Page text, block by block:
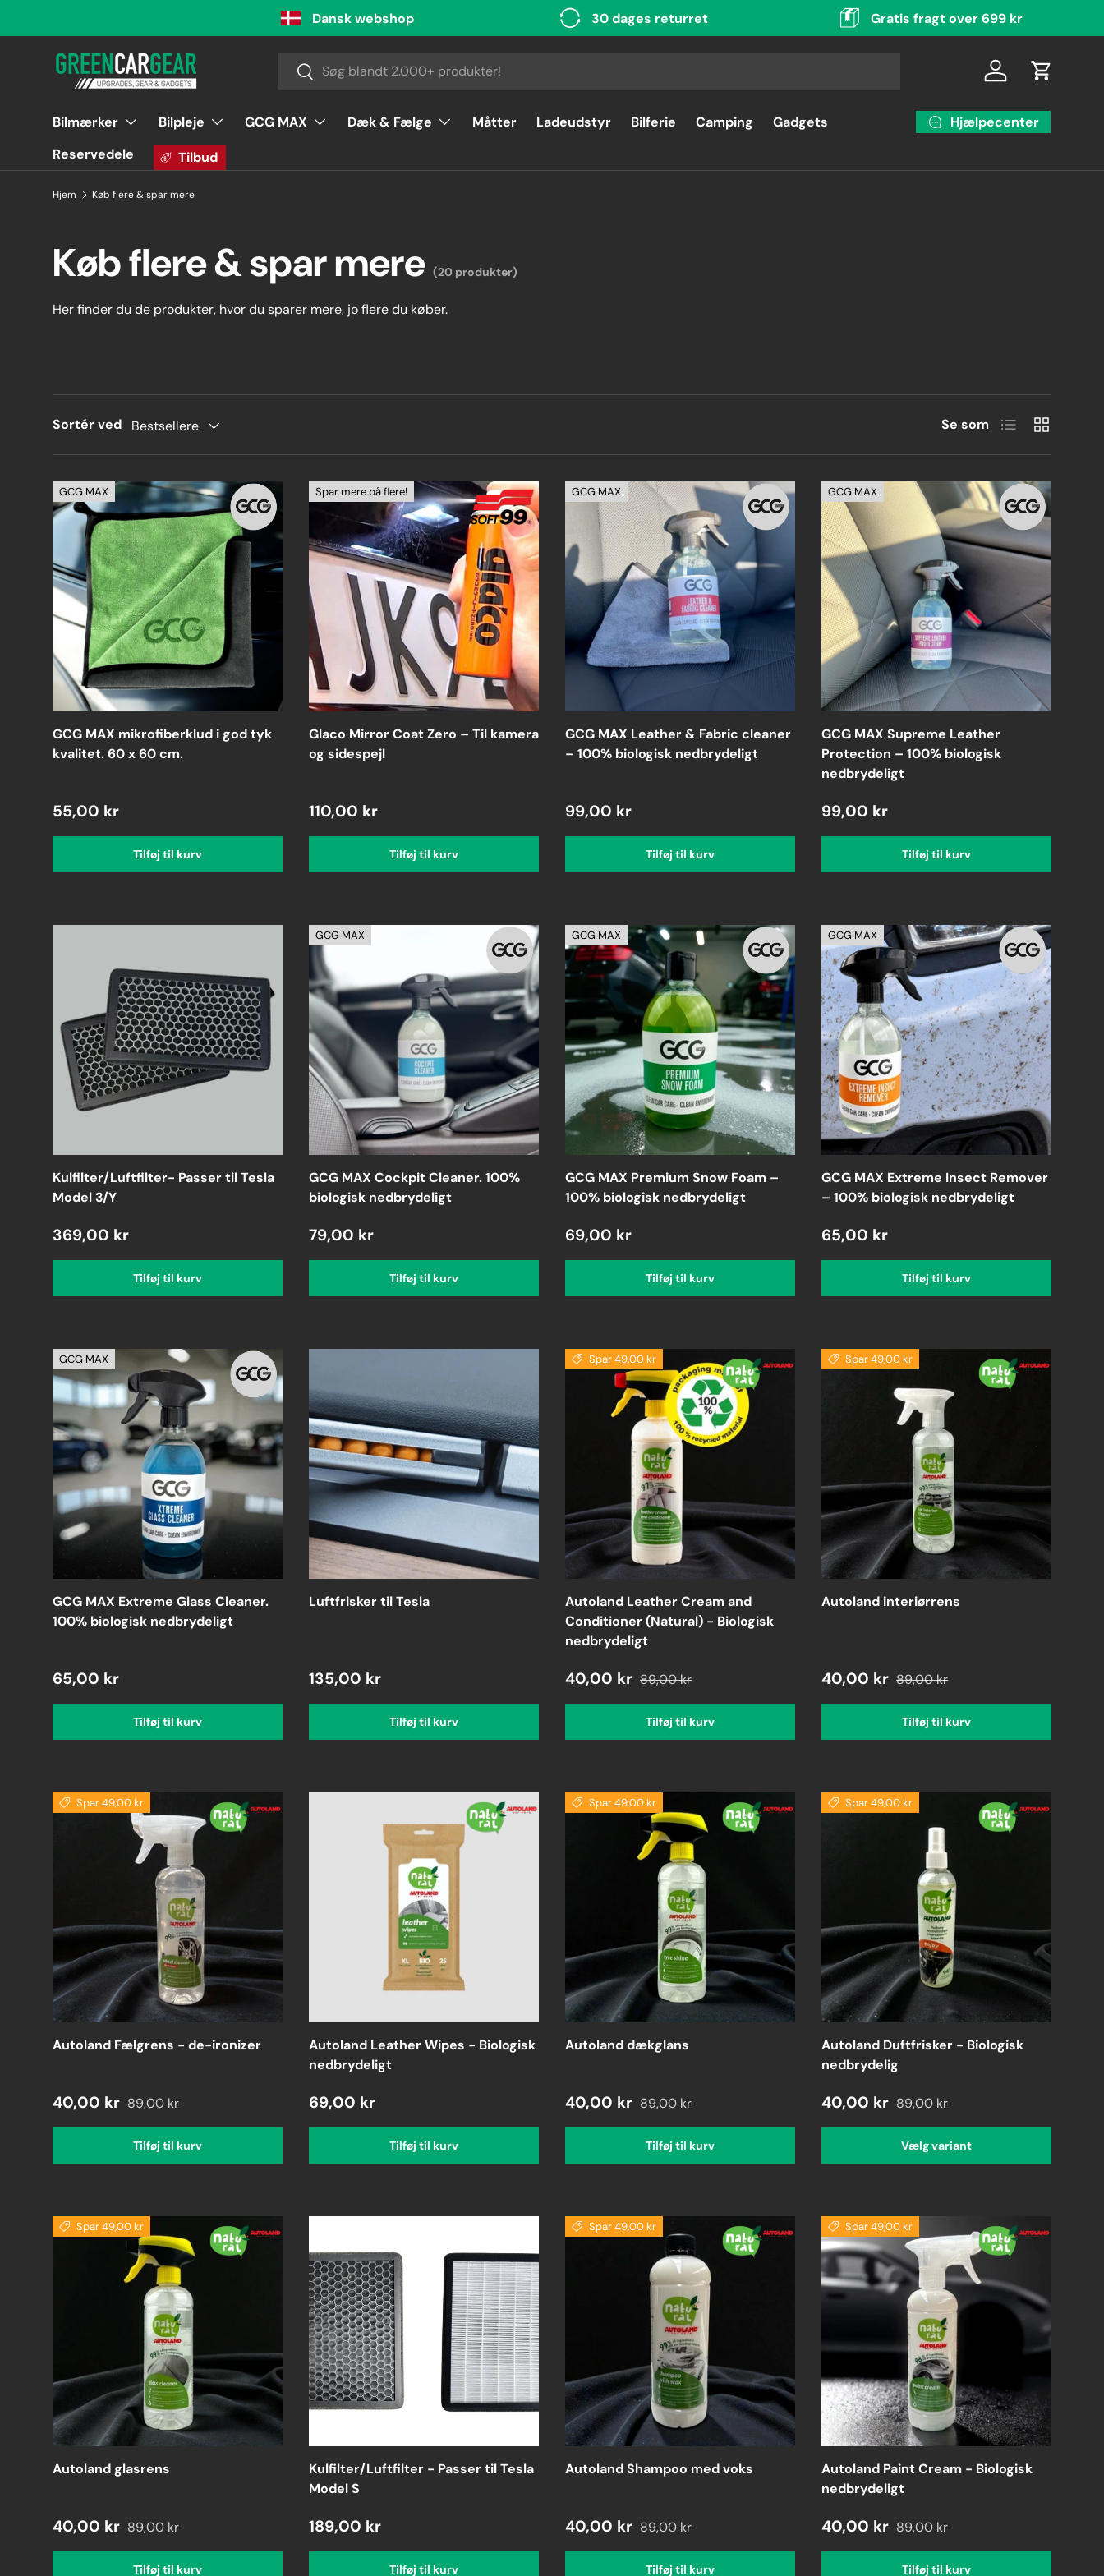
Dansk webshop 30 dages returret Gratis fragt over 699 kr
Søg Log ind
Bilmærker Bilpleje GCG MAX Dæk & Fælge Måtter Ladeudstyr Bilferie Camping
Gadgets
Reservedele
Tilbud
Hjælpecenter
Hjem Køb flere & spar mere
Køb flere & spar mere (20 produkter)
Her finder du de produkter, hvor du sparer mere, jo flere du køber.
Sortér ved Bestsellere Se som Liste Grid
GCG MAX
GCG MAX mikrofiberklud i god tyk
kvalitet. 60 x 60 cm.
55,00 kr
Tilføj til kurv
Spar mere på flere!
Glaco Mirror Coat Zero – Til kamera
og sidespejl
110,00 kr
Tilføj til kurv
GCG MAX
GCG MAX Leather & Fabric cleaner
– 100% biologisk nedbrydeligt
99,00 kr
Tilføj til kurv
GCG MAX
GCG MAX Supreme Leather
Protection – 100% biologisk
nedbrydeligt
99,00 kr
Tilføj til kurv
Kulfilter/Luftfilter- Passer til Tesla
Model 3/Y
369,00 kr
Tilføj til kurv
GCG MAX
GCG MAX Cockpit Cleaner. 100%
biologisk nedbrydeligt
79,00 kr
Tilføj til kurv
GCG MAX
GCG MAX Premium Snow Foam –
100% biologisk nedbrydeligt
69,00 kr
Tilføj til kurv
GCG MAX
GCG MAX Extreme Insect Remover
– 100% biologisk nedbrydeligt
65,00 kr
Tilføj til kurv
GCG MAX
GCG MAX Extreme Glass Cleaner.
100% biologisk nedbrydeligt
65,00 kr
Tilføj til kurv
Luftfrisker til Tesla
135,00 kr
Tilføj til kurv
Spar 49,00 kr
Autoland Leather Cream and
Conditioner (Natural) - Biologisk
nedbrydeligt
40,00 kr 89,00 kr
Tilføj til kurv
Spar 49,00 kr
Autoland interiørrens
40,00 kr 89,00 kr
Tilføj til kurv
Spar 49,00 kr
Autoland Fælgrens - de-ironizer
40,00 kr 89,00 kr
Tilføj til kurv
Autoland Leather Wipes - Biologisk
nedbrydeligt
69,00 kr
Tilføj til kurv
Spar 49,00 kr
Autoland dækglans
40,00 kr 89,00 kr
Tilføj til kurv
Spar 49,00 kr
Autoland Duftfrisker - Biologisk
nedbrydelig
40,00 kr 89,00 kr
Vælg variant
Spar 49,00 kr
Autoland glasrens
40,00 kr 89,00 kr
Tilføj til kurv
Kulfilter/Luftfilter - Passer til Tesla
Model S
189,00 kr
Tilføj til kurv
Spar 49,00 kr
Autoland Shampoo med voks
40,00 kr 89,00 kr
Tilføj til kurv
Spar 49,00 kr
Autoland Paint Cream - Biologisk
nedbrydeligt
40,00 kr 89,00 kr
Tilføj til kurv